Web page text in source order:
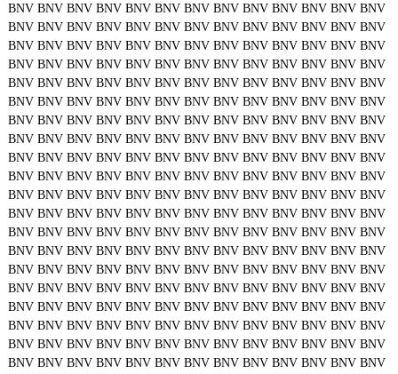
BNV BNV BNV BNV BNV BNV BNV BNV BNV BNV BNV BNV BNV
BNV BNV BNV BNV BNV BNV BNV BNV BNV BNV BNV BNV BNV
BNV BNV BNV BNV BNV BNV BNV BNV BNV BNV BNV BNV BNV
BNV BNV BNV BNV BNV BNV BNV BNV BNV BNV BNV BNV BNV
BNV BNV BNV BNV BNV BNV BNV BNV BNV BNV BNV BNV BNV
BNV BNV BNV BNV BNV BNV BNV BNV BNV BNV BNV BNV BNV
BNV BNV BNV BNV BNV BNV BNV BNV BNV BNV BNV BNV BNV
BNV BNV BNV BNV BNV BNV BNV BNV BNV BNV BNV BNV BNV
BNV BNV BNV BNV BNV BNV BNV BNV BNV BNV BNV BNV BNV
BNV BNV BNV BNV BNV BNV BNV BNV BNV BNV BNV BNV BNV
BNV BNV BNV BNV BNV BNV BNV BNV BNV BNV BNV BNV BNV
BNV BNV BNV BNV BNV BNV BNV BNV BNV BNV BNV BNV BNV
BNV BNV BNV BNV BNV BNV BNV BNV BNV BNV BNV BNV BNV
BNV BNV BNV BNV BNV BNV BNV BNV BNV BNV BNV BNV BNV
BNV BNV BNV BNV BNV BNV BNV BNV BNV BNV BNV BNV BNV
BNV BNV BNV BNV BNV BNV BNV BNV BNV BNV BNV BNV BNV
BNV BNV BNV BNV BNV BNV BNV BNV BNV BNV BNV BNV BNV
BNV BNV BNV BNV BNV BNV BNV BNV BNV BNV BNV BNV BNV
BNV BNV BNV BNV BNV BNV BNV BNV BNV BNV BNV BNV BNV
BNV BNV BNV BNV BNV BNV BNV BNV BNV BNV BNV BNV BNV